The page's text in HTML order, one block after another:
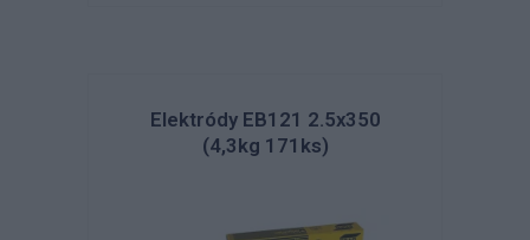
Elektródy EB121 2.5x350
(4,3kg 171ks)